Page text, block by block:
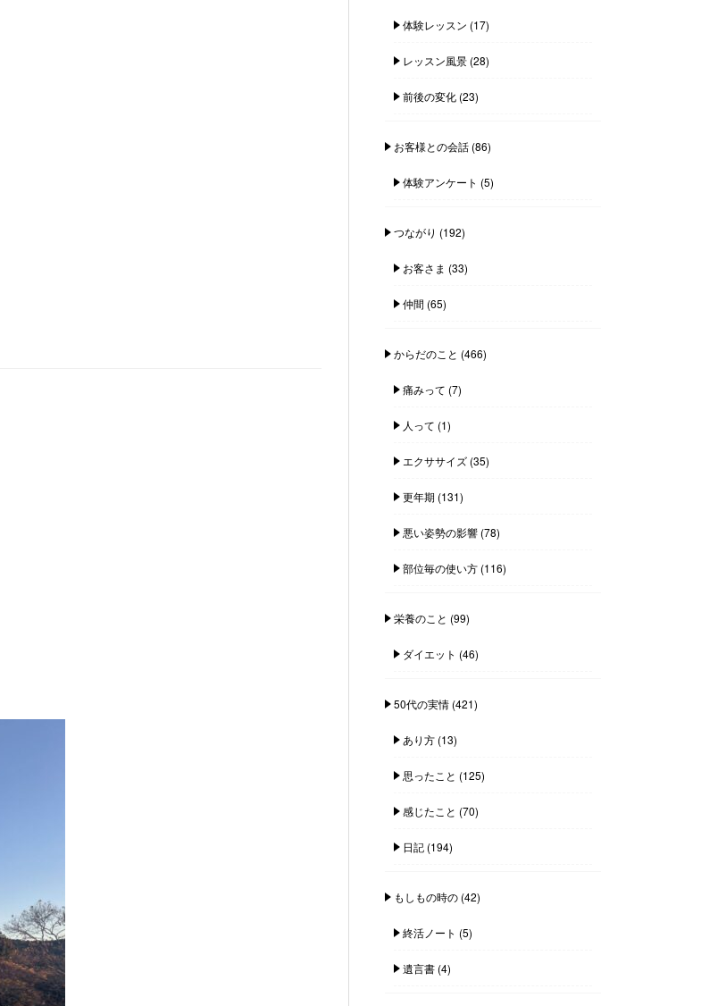
体験レッスン (17)
レッスン風景(28)
前後の変化(23)
お客様との会話(86)
体験アンケート (5)
つながり (192)
お客さま (33)
仲間 (65)
からだのこと (466)
痛みって (7)
人って (1)
エクササイズ(35)
更年期 (131)
悪い姿勢の影響(78)
部位毎の使い方(116)
栄養のこと (99)
ダイエット (46)
50代の実情(421)
あり方(13)
思ったこと (125)
感じたこと (70)
日記(194)
もしもの時の(42)
終活ノート (5)
遺言書(4)